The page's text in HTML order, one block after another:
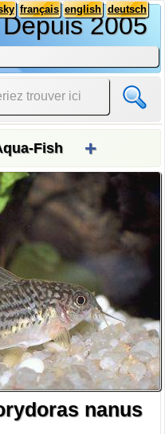
2005
deutsch
english
français
Fish +
nanus